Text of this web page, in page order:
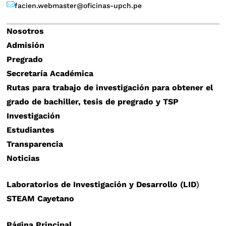
facien.webmaster@oficinas-upch.pe
Nosotros
Admisión
Pregrado
Secretaría Académica
Rutas para trabajo de investigación para obtener el
grado de bachiller, tesis de pregrado y TSP
Investigación
Estudiantes
Transparencia
Noticias
Laboratorios de Investigación y Desarrollo (LID)
STEAM Cayetano